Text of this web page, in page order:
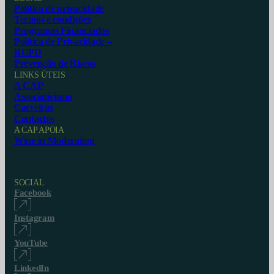
Política de privacidade
Termos e condições
Programas Financiados
Política de Privacidade –
RGPD
Prevenção de Riscos
LINKS ÚTEIS
A CAP
Associativismo
Carreiras
Contactos
A CAP APOIA
Wine in Moderation
SOCIAL
Facebook
Instagram
YouTube
LinkedIn